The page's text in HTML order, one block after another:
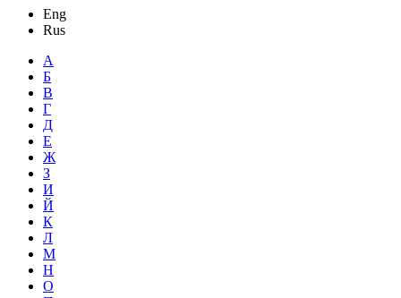
Eng
Rus
А
Б
В
Г
Д
Е
Ж
З
И
Й
К
Л
М
Н
О